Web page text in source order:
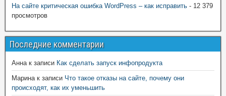
На сайте критическая ошибка WordPress – как исправить - 12 379
просмотров
Последние комментарии
Анна к записи Как сделать запуск инфопродукта
Марина к записи Что такое отказы на сайте, почему они
происходят, как их уменьшить